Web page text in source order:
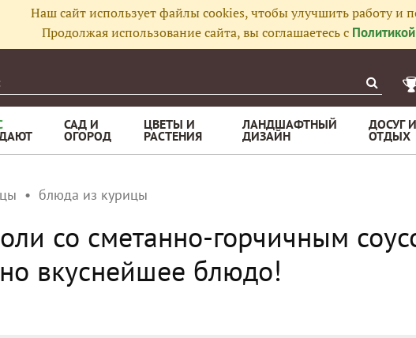
Наш сайт использует файлы cookies, чтобы улучшить работу и
Продолжая использование сайта, вы соглашаетесь с
САД И
ОГОРОД
ЦВЕТЫ И
РАСТЕНИЯ
ЛАНДШАФТНЫЙ
ДИЗАЙН
ДОСУГ И
ОТДЫХ
блюда из курицы
со сметанно-горчичным
вкуснейшее блюдо!